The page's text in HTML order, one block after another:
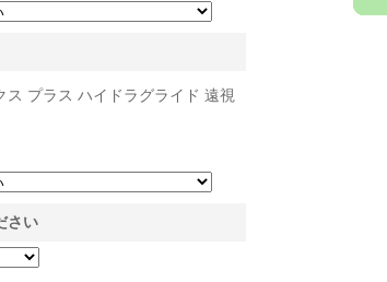
プラス ハイドラグライド 遠視
さい